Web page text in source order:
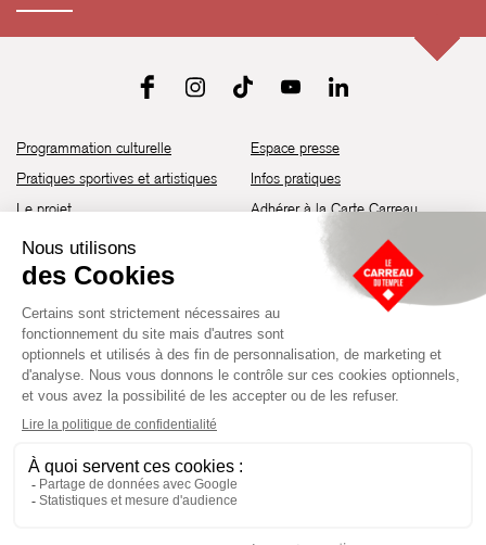
Programmation culturelle
Pratiques sportives et artistiques
Le projet
Brochure de saison 25-26
Découvrir les espaces
Devenir partenaire
Espace presse
Infos pratiques
Adhérer à la Carte Carreau
Guide d’accessibilité
Établissement culturel et sportif à l’architecture industrielle de la fin du
XIXème siècle, le Carreau du Temple fut réhabilité en 2014 par la Ville
artistiques, culturels et sportifs, à travers une programmation éclectique